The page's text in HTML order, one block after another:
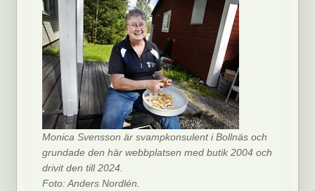
Monica Svensson är svampkonsulent i Bollnäs och
grundade den här webbplatsen med butik 2004 och
drivit den till 2024.
Foto: Anders Nordlén.